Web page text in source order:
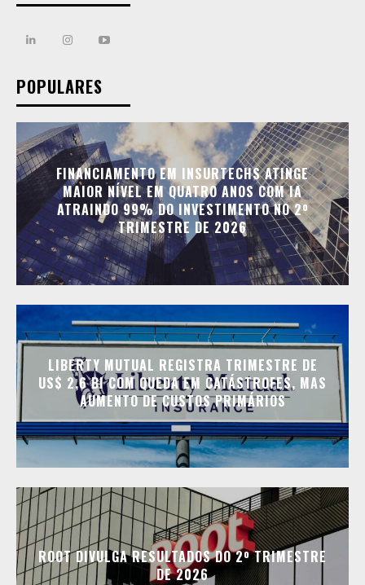
POPULARES
FINANCIAMENTO EM INSURTECHS ATINGE
MAIOR NÍVEL EM QUATRO ANOS COM IA
ATRAINDO 99% DO INVESTIMENTO NO 2º
TRIMESTRE DE 2026
LIBERTY MUTUAL REGISTRA TRIMESTRE DE
US$ 2,6 BI COM QUEDA EM CATÁSTROFES, MAS
AUMENTO DE CUSTOS PRIMÁRIOS
ROOT DIVULGA RESULTADOS DO 2º TRIMESTRE
DE 2026